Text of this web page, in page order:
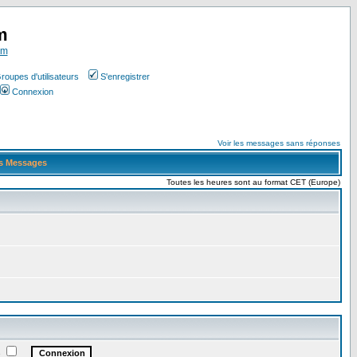
d'utilisateurs
S'enregistrer
Connexion
Voir les messages sans réponses
Messages
Toutes les heures sont au format CET (Europe)